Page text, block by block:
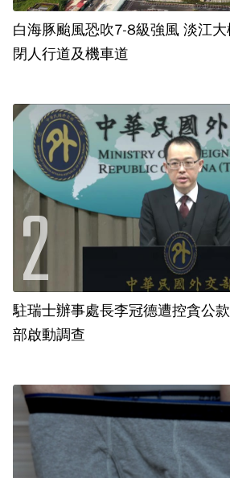
白海豚颱風恐吹7-8級強風 淡江
閉人行道及機車道
駐瑞士辦事處長李冠德遭控貪公
部啟動調查